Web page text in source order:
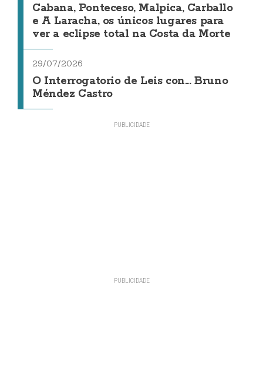
Cabana, Ponteceso, Malpica, Carballo
e A Laracha, os únicos lugares para
ver a eclipse total na Costa da Morte
29/07/2026
O Interrogatorio de Leis con... Bruno
Méndez Castro